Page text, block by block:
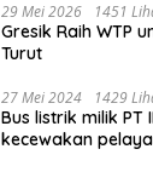
29 Mei 2026 1451
Gresik Raih WTP
Turut
27 Mei 2024 1429
Bus listrik milik PT
kecewakan